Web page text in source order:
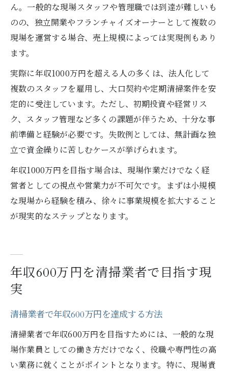
ん。一般的な現場スタッフや管理職では到達が難しいも
のの、独立開業やフランチャイズオーナーとして複数の
現場を運営する場合、売上規模によっては実現例もあり
ます。
実際に年収1000万円を超える人の多くは、法人化して
複数のスタッフを雇用し、大口契約や定期清掃案件を安
定的に受注しています。ただし、初期投資や経営リス
ク、スタッフ管理など多くの課題が伴うため、十分な事
前準備と経験が必要です。失敗例としては、無計画な独
立で資金繰りに苦しむケースが挙げられます。
年収1000万円を目指す場合は、現場作業だけでなく経
営者としての視点や営業力が不可欠です。まずは小規模
な現場から経験を積み、徐々に事業規模を拡大すること
が現実的なステップとなります。
年収600万円を清掃業者で目指す現
実
清掃業者で年収600万円を達成する方法
清掃業者で年収600万円を目指すためには、一般的な現
場作業員としての働き方だけでなく、役職や専門性の高
い業務に就くことがポイントとなります。特に、現場責